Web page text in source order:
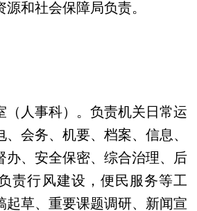
和社会保障局负责。
人事科）。负责机关日常运
会务、机要、档案、信息、
办、安全保密、综合治理、后
责行风建设，便民服务等工
起草、重要课题调研、新闻宣